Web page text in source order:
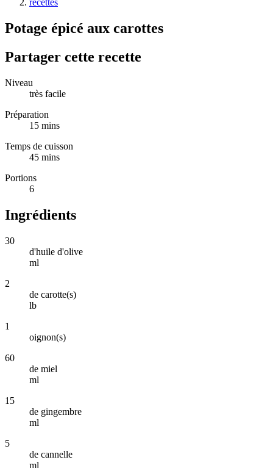
recettes
Potage épicé aux carottes
Partager cette recette
Niveau
très facile
Préparation
15 mins
Temps de cuisson
45 mins
Portions
6
Ingrédients
30
d'huile d'olive
ml
2
de carotte(s)
lb
1
oignon(s)
60
de miel
ml
15
de gingembre
ml
5
de cannelle
ml